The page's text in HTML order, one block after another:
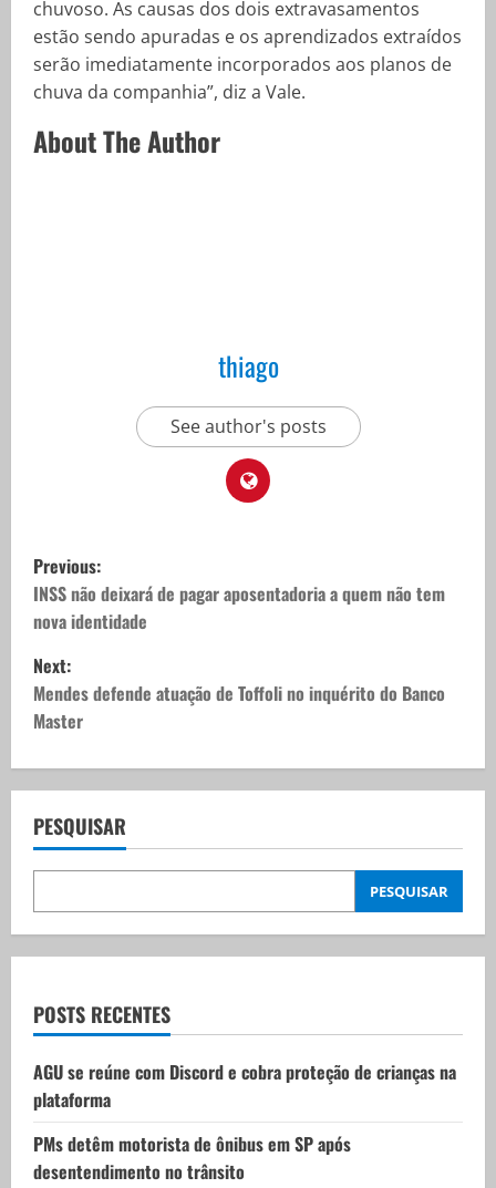
chuvoso. As causas dos dois extravasamentos
estão sendo apuradas e os aprendizados extraídos
serão imediatamente incorporados aos planos de
chuva da companhia”, diz a Vale.
About The Author
thiago
See author's posts
P
o
s
t
n
a
v
i
g
t
i
o
n
Previous:
INSS não deixará de pagar aposentadoria a quem não tem
nova identidade
Next:
Mendes defende atuação de Toffoli no inquérito do Banco
Master
PESQUISAR
PESQUISAR
POSTS RECENTES
AGU se reúne com Discord e cobra proteção de crianças na
plataforma
PMs detêm motorista de ônibus em SP após
desentendimento no trânsito